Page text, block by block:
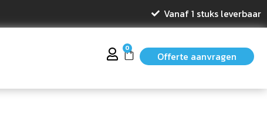
Vanaf 1 stuks leverbaar
0
Offerte aanvragen